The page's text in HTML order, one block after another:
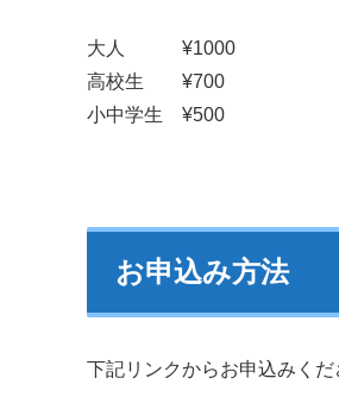
大人 ¥1000
高校生 ¥700
小中学生 ¥500
お申込み方法
下記リンクからお申込みくだ